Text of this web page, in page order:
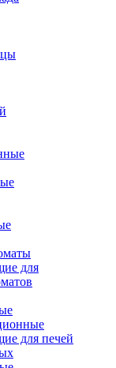
для
для печей